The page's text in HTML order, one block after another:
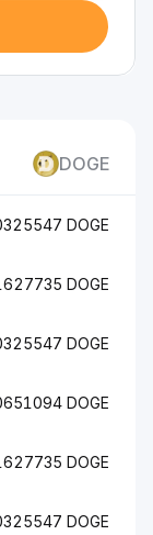
DOGE
DOGE
DOGE
DOGE
DOGE
DOGE
DOGE